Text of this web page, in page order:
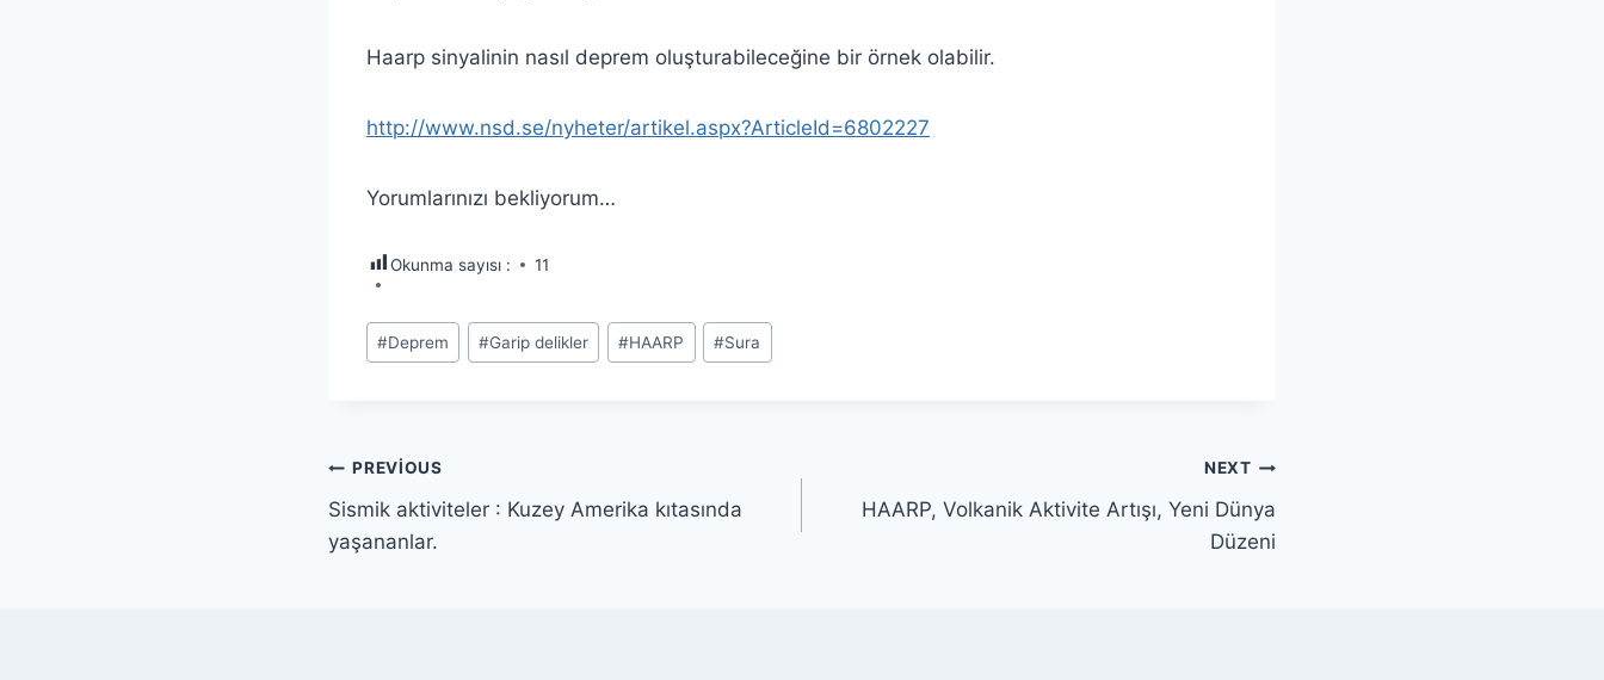
Haarp sinyalinin nasıl deprem oluşturabileceğine bir örnek olabilir.
http://www.nsd.se/nyheter/artikel.aspx?ArticleId=6802227
Yorumlarınızı bekliyorum…
Okunma sayısı : 11
Post
Tags:
#Deprem #Garip delikler #HAARP #Sura
Yazı
gezinmesi
PREVIOUS
Sismik aktiviteler : Kuzey Amerika kıtasında
yaşananlar.
NEXT
HAARP, Volkanik Aktivite Artışı, Yeni Dünya
Düzeni